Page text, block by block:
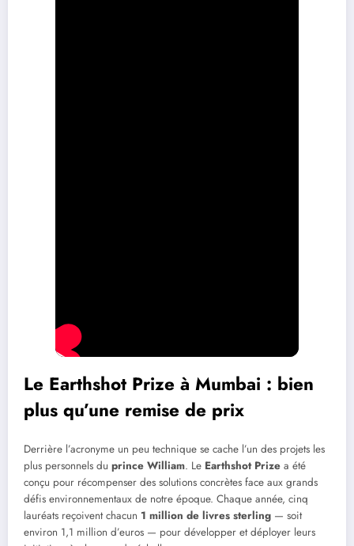
Le Earthshot Prize à Mumbai : bien
plus qu’une remise de prix
Derrière l’acronyme un peu technique se cache l’un des projets les
plus personnels du prince William. Le Earthshot Prize a été
conçu pour récompenser des solutions concrètes face aux grands
défis environnementaux de notre époque. Chaque année, cinq
lauréats reçoivent chacun 1 million de livres sterling — soit
environ 1,1 million d’euros — pour développer et déployer leurs